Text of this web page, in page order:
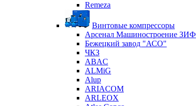
Remeza
Винтовые компрессоры
Арсенал Машиностроение ЗИФ
Бежецкий завод "АСО"
ЧКЗ
ABAC
ALMiG
Alup
ARIACOM
ARLEOX